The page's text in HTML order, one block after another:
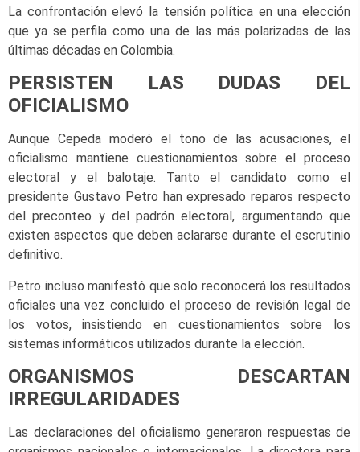
La confrontación elevó la tensión política en una elección
que ya se perfila como una de las más polarizadas de las
últimas décadas en Colombia.
PERSISTEN LAS DUDAS DEL
OFICIALISMO
Aunque Cepeda moderó el tono de las acusaciones, el
oficialismo mantiene cuestionamientos sobre el proceso
electoral y el balotaje. Tanto el candidato como el
presidente Gustavo Petro han expresado reparos respecto
del preconteo y del padrón electoral, argumentando que
existen aspectos que deben aclararse durante el escrutinio
definitivo.
Petro incluso manifestó que solo reconocerá los resultados
oficiales una vez concluido el proceso de revisión legal de
los votos, insistiendo en cuestionamientos sobre los
sistemas informáticos utilizados durante la elección.
ORGANISMOS DESCARTAN
IRREGULARIDADES
Las declaraciones del oficialismo generaron respuestas de